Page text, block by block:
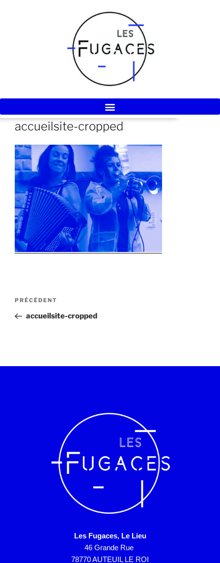
accueilsite-cropped
PRÉCÉDENT
accueilsite-cropped
Les Fugaces, Le Lieu
46 Grande Rue
78770 AUTEUIL LE ROI